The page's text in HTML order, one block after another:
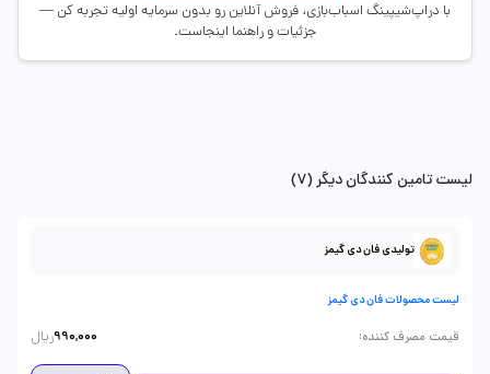
با دراپ‌شیپینگ اسباب‌بازی، فروش آنلاین رو بدون سرمایه اولیه تجربه کن —
جزئیات و راهنما اینجاست.
لیست تامین کنندگان دیگر (7)
تولیدی فان دی گیمز
لیست محصولات فان دی گیمز
قیمت مصرف کننده:
990,000ریال